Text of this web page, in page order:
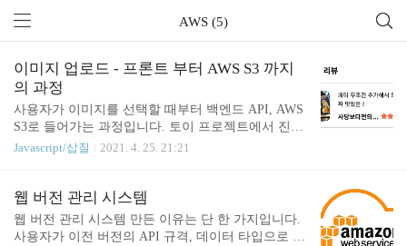
AWS (5)
이미지 업로드 - 프론트 부터 AWS S3 까지
의 과정
사용자가 이미지를 선택할 때부터 백엔드 API, AWS
S3로 들어가는 과정입니다. 토이 프로젝트에서 진행
중인, 리뷰 등록하는 것을 보여드리면서 설명하겠습
서 디자인을 입힙니다. 그래서 그 아이는 display: non
e 하고, 이쁜 디자인을 만들어서 누르면 input file이
열리도록 코딩합니다. 디자인된 이미지를 누르면 숨
Javascript/삽질 2021. 4. 25. 21:21
웹 버전 관리 시스템
웹 버전 관리 시스템 만든 이유는 단 한 가지입니다.
사용자가 이전 버전의 API 규격, 데이터 타입으로 호